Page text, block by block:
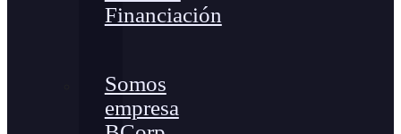
Financiación
Somos
empresa